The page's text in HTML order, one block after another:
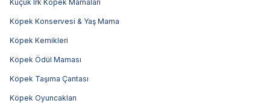
Küçük Irk Köpek Mamaları
Köpek Konservesi & Yaş Mama
Köpek Kemikleri
Köpek Ödül Maması
Köpek Taşıma Çantası
Köpek Oyuncakları